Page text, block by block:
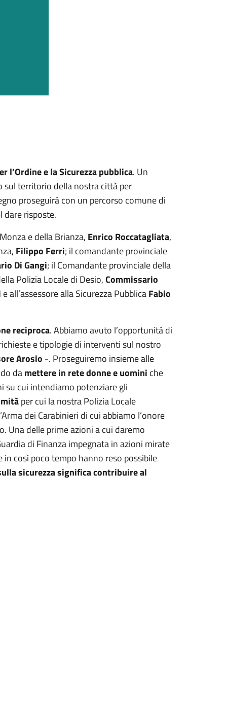
l’Ordine e la Sicurezza pubblica. Un
sul territorio della nostra città per
proseguirà con un percorso comune di
dare risposte.
e della Brianza, Enrico Roccatagliata,
Filippo Ferri; il comandante provinciale
Di Gangi; il Comandante provinciale della
Polizia Locale di Desio,Commissario
e all’assessore alla Sicurezza PubblicaFabio
reciproca. Abbiamo avuto l’opportunità di
e tipologie di interventi sul nostro
Arosio -. Proseguiremo insieme alle
damettere in rete donne e uomini che
su cui intendiamo potenziare gli
per cui la nostra Polizia Locale
dei Carabinieri di cui abbiamo l’onore
Una delle prime azioni a cui daremo
di Finanza impegnata in azioni mirate
così poco tempo hanno reso possibile
sicurezza significa contribuire al